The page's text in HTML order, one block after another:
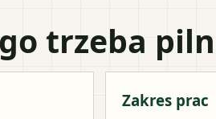
trzeba
Zakres prac